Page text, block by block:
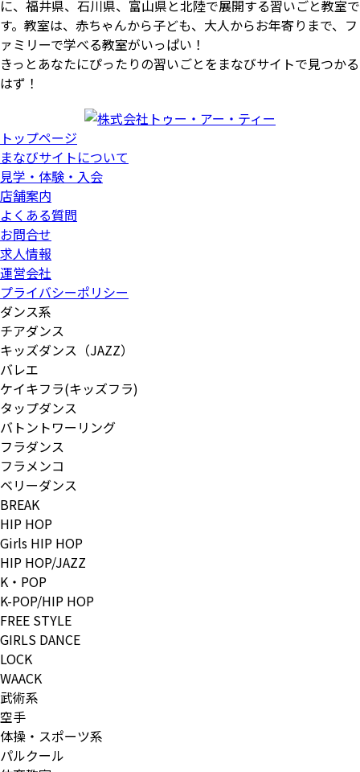
に、福井県、石川県、富山県と北陸で展開する習いごと教室で
す。教室は、赤ちゃんから子ども、大人からお年寄りまで、フ
ァミリーで学べる教室がいっぱい！
きっとあなたにぴったりの習いごとをまなびサイトで見つかる
はず！
トップページ
まなびサイトについて
見学・体験・入会
店舗案内
よくある質問
お問合せ
求人情報
運営会社
プライバシーポリシー
ダンス系
チアダンス
キッズダンス（JAZZ）
バレエ
ケイキフラ(キッズフラ)
タップダンス
バトントワーリング
フラダンス
フラメンコ
ベリーダンス
BREAK
HIP HOP
Girls HIP HOP
HIP HOP/JAZZ
K・POP
K-POP/HIP HOP
FREE STYLE
GIRLS DANCE
LOCK
WAACK
武術系
空手
体操・スポーツ系
パルクール